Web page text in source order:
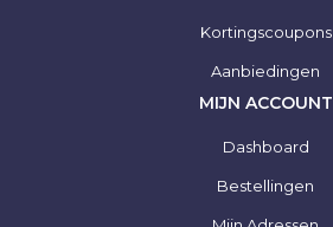
Kortingscoupons
Aanbiedingen
MIJN ACCOUNT
Dashboard
Bestellingen